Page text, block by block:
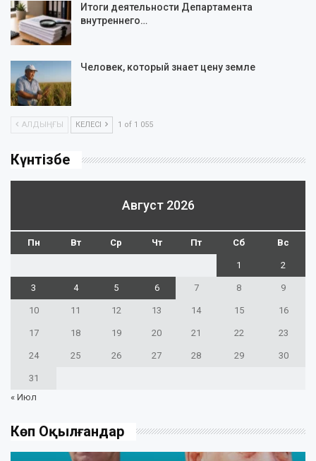
Итоги деятельности Департамента
внутреннего…
Человек, который знает цену земле
АЛДЫҢҒЫ КЕЛЕСІ 1 of 1 055
Күнтізбе
Август 2026
Пн Вт Ср Чт Пт Сб Вс
1 2
3 4 5 6 7 8 9
10 11 12 13 14 15 16
17 18 19 20 21 22 23
24 25 26 27 28 29 30
31
« Июл
Көп Оқылғандар